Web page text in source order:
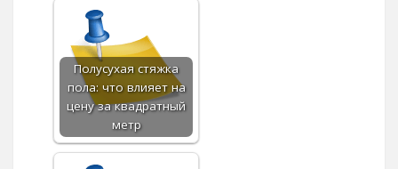
Полусухая стяжка
пола: что влияет на
цену за квадратный
метр